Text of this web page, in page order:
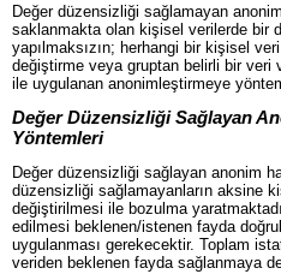
Değer düzensizliği sağlamayan
saklanmakta olan kişisel verilerde bir
yapılmaksızın; herhangi bir kişisel
değiştirme veya gruptan belirli bir veri
ile uygulanan anonimleştirmeye
Değer Düzensizliği Sağlayan
Yöntemleri
Değer düzensizliği sağlayan anonim
düzensizliği sağlamayanların aksine
değiştirilmesi ile bozulma
edilmesi beklenen/istenen fayda
uygulanması gerekecektir. Toplam
veriden beklenen fayda sağlanmaya